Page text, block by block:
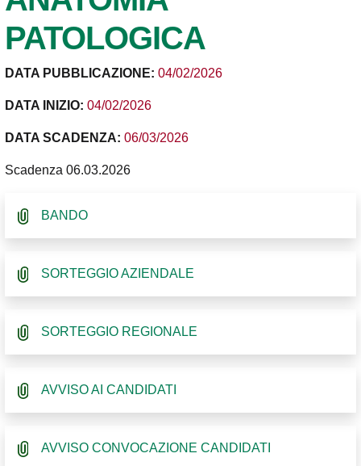
PATOLOGICA
DATA PUBBLICAZIONE: 04/02/2026
DATA INIZIO: 04/02/2026
DATA SCADENZA: 06/03/2026
Scadenza 06.03.2026
BANDO
SORTEGGIO AZIENDALE
SORTEGGIO REGIONALE
AVVISO AI CANDIDATI
AVVISO CONVOCAZIONE CANDIDATI